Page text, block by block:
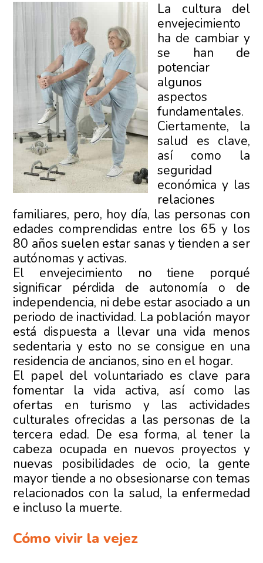
La cultura del
envejecimiento
ha de cambiar y
se han de
potenciar
algunos
aspectos
fundamentales.
Ciertamente, la
salud es clave,
así como la
seguridad
económica y las
relaciones
familiares, pero, hoy día, las personas con
edades comprendidas entre los 65 y los
80 años suelen estar sanas y tienden a ser
autónomas y activas.
El envejecimiento no tiene porqué
significar pérdida de autonomía o de
independencia, ni debe estar asociado a un
periodo de inactividad. La población mayor
está dispuesta a llevar una vida menos
sedentaria y esto no se consigue en una
residencia de ancianos, sino en el hogar.
El papel del voluntariado es clave para
fomentar la vida activa, así como las
ofertas en turismo y las actividades
culturales ofrecidas a las personas de la
tercera edad. De esa forma, al tener la
cabeza ocupada en nuevos proyectos y
nuevas posibilidades de ocio, la gente
mayor tiende a no obsesionarse con temas
relacionados con la salud, la enfermedad
e incluso la muerte.
Cómo vivir la vejez